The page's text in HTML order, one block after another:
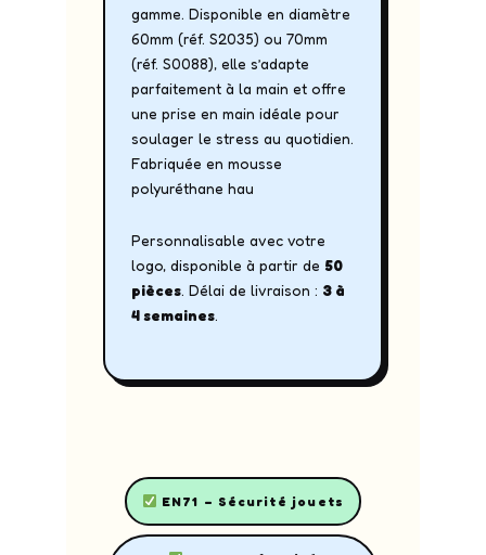
gamme. Disponible en diamètre
60mm (réf. S2035) ou 70mm
(réf. S0088), elle s’adapte
parfaitement à la main et offre
une prise en main idéale pour
soulager le stress au quotidien.
Fabriquée en mousse
polyuréthane hau
Personnalisable avec votre
logo, disponible à partir de 50
pièces. Délai de livraison : 3 à
4 semaines.
EN71 – Sécurité jouets